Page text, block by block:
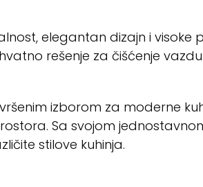
elegantan dizajn i
rešenje za čišćenje
izborom za moderne
Sa svojom
stilove kuhinja.